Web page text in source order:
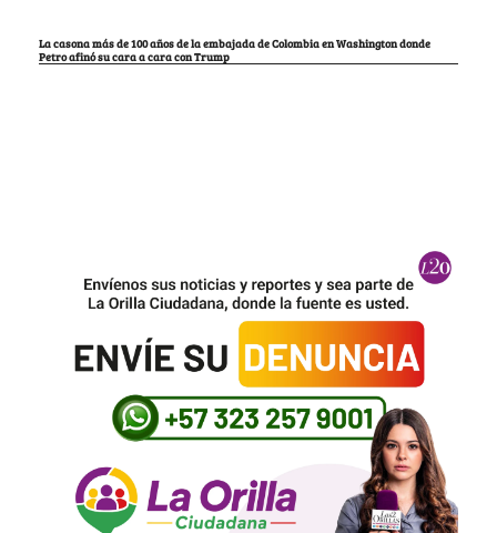
La casona más de 100 años de la embajada de Colombia en Washington donde
Petro afinó su cara a cara con Trump